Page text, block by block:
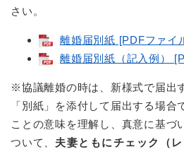
さい。
離婚届別紙 [PDFファイ
離婚届別紙（記入例）
※協議離婚の時は、新様式で届出
「別紙」を添付して届出する場合
ことの意味を理解し、真意に基づ
ついて、 夫妻ともにチェック（レ